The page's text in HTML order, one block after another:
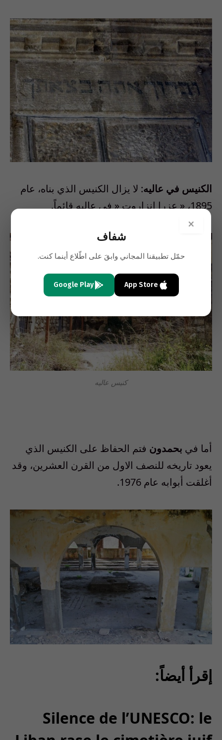
الكنيس في عاليه: لا يزال الكنيس الذي بناه، عام
1895، « عزرا انزاروت « في عاليه قائماً.
كنيس عاليه
أما في بحمدون فتم الحفاظ على الكنيس الذي
يعود تاريخه للنصف الاول من القرن العشرين، وقد
أغلقت أبوابه عام 1976
.
إقرأ أيضاً:
Silence de l’UNESCO: le
×
شفاف
حمّل تطبيقنا المجاني وابقَ على اطّلاع أينما كنت.
App Store
Google Play